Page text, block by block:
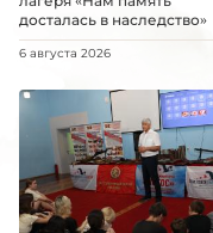
досталась в наследство»
6 августа 2026